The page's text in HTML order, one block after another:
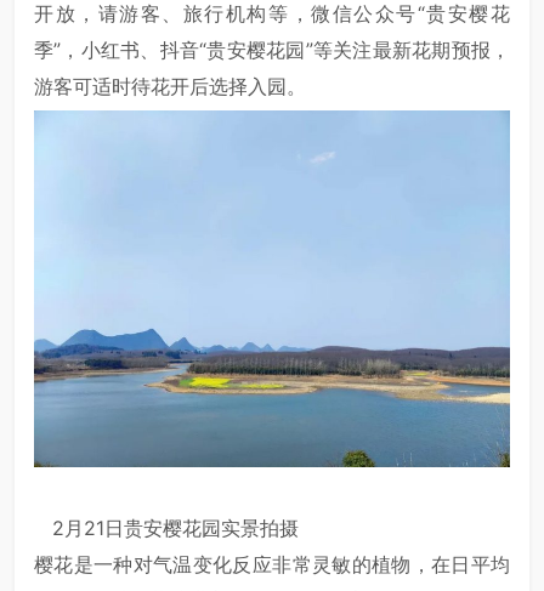
开放，请游客、旅行机构等，微信公众号“贵安樱花
季”，小红书、抖音“贵安樱花园”等关注最新花期预报，
游客可适时待花开后选择入园。
2月21日贵安樱花园实景拍摄
樱花是一种对气温变化反应非常灵敏的植物，在日平均